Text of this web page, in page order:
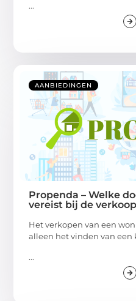
...
AANBIEDINGEN
Propenda – Welke
vereist bij de
Het verkopen van een
alleen het vinden van een
...